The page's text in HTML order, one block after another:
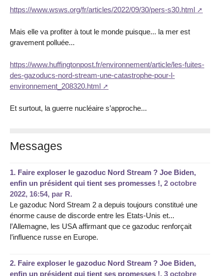
https://www.wsws.org/fr/articles/2022/09/30/pers-s30.html
Mais elle va profiter à tout le monde puisque... la mer est
gravement polluée...
https://www.huffingtonpost.fr/environnement/article/les-fuites-
des-gazoducs-nord-stream-une-catastrophe-pour-l-
environnement_208320.html
Et surtout, la guerre nucléaire s’approche...
Messages
1. Faire exploser le gazoduc Nord Stream ? Joe Biden,
enfin un président qui tient ses promesses !, 2 octobre
2022, 16:54, par R.
Le gazoduc Nord Stream 2 a depuis toujours constitué une
énorme cause de discorde entre les Etats-Unis et...
l’Allemagne, les USA affirmant que ce gazoduc renforçait
l’influence russe en Europe.
2. Faire exploser le gazoduc Nord Stream ? Joe Biden,
enfin un président qui tient ses promesses !, 3 octobre